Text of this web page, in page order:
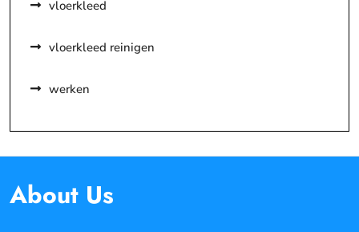
vloerkleed
vloerkleed reinigen
werken
About Us